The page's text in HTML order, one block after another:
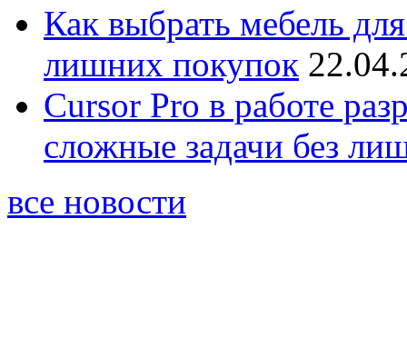
Как выбрать мебель
лишних покупок
Cursor Pro в работе
сложные задачи без
все новости